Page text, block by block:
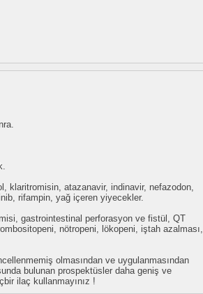
klaritromisin, atazanavir, indinavir, nefazodon,
rifampin, yağ içeren yiyecekler.
gastrointestinal perforasyon ve fistül, QT
nötropeni, lökopeni, iştah azalması,
olmasından ve uygulanmasından
bulunan prospektüsler daha geniş ve
ilaç kullanmayınız !